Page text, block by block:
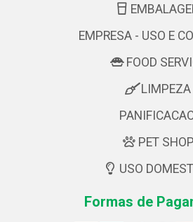
EMPRESA - USO E
FOOD
LIMPEZA
PET SHOP
USO
Formas de